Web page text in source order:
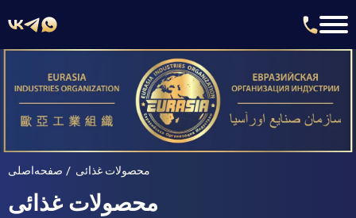
صفحه‌اصلی محصولات غذائی
محصولات غذائی